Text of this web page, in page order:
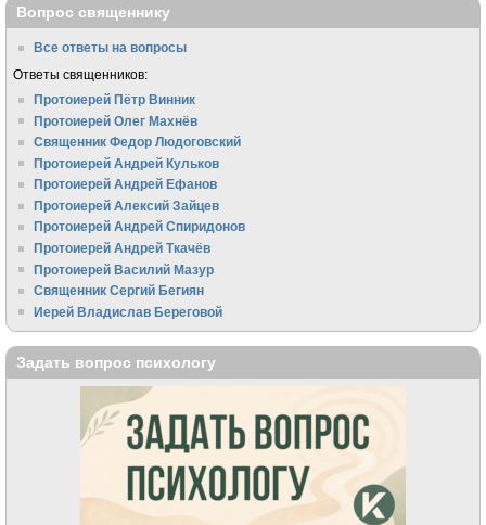
Вопрос священнику
Все ответы на вопросы
Ответы священников:
Протоиерей Пётр Винник
Протоиерей Олег Махнёв
Священник Федор Людоговский
Протоиерей Андрей Кульков
Протоиерей Андрей Ефанов
Протоиерей Алексий Зайцев
Протоиерей Андрей Спиридонов
Протоиерей Андрей Ткачёв
Протоиерей Василий Мазур
Священник Сергий Бегиян
Иерей Владислав Береговой
Задать вопрос психологу